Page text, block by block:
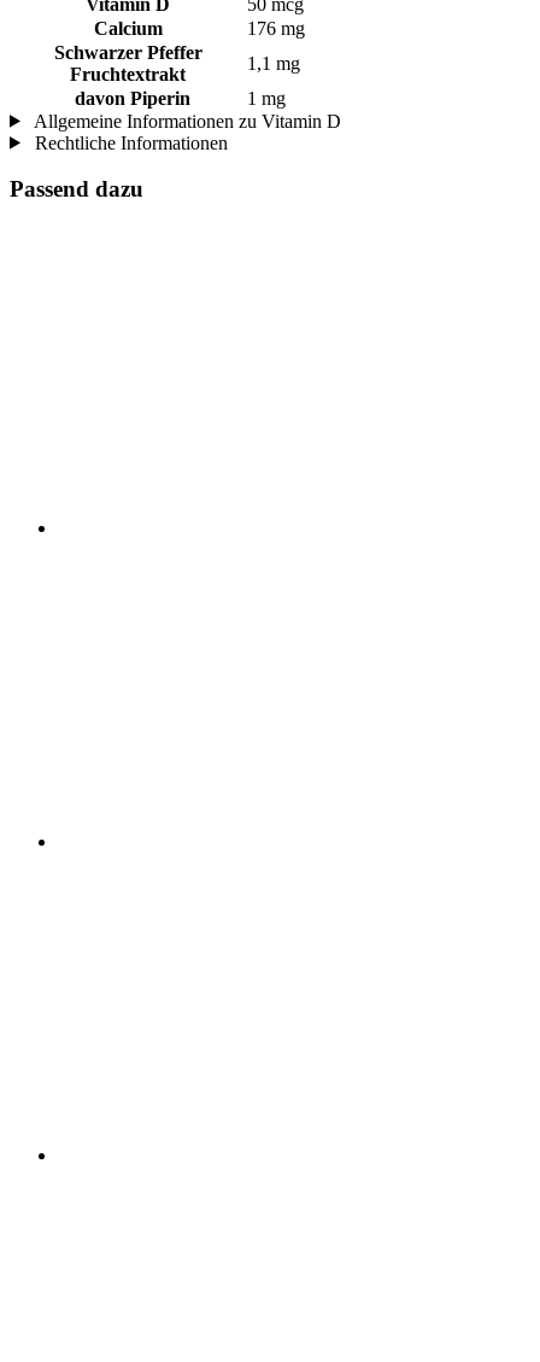
Calcium
176 mg
Schwarzer Pfeffer
Fruchtextrakt
1,1 mg
davon Piperin
1 mg
Allgemeine Informationen zu Vitamin D
Rechtliche Informationen
Passend dazu